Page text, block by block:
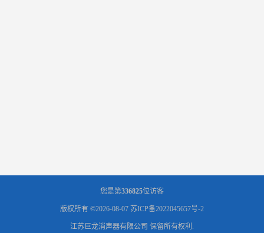
您是第336825位访客
版权所有 ©2026-08-07 苏ICP备2022045657号-2
江苏巨龙消声器有限公司 保留所有权利.